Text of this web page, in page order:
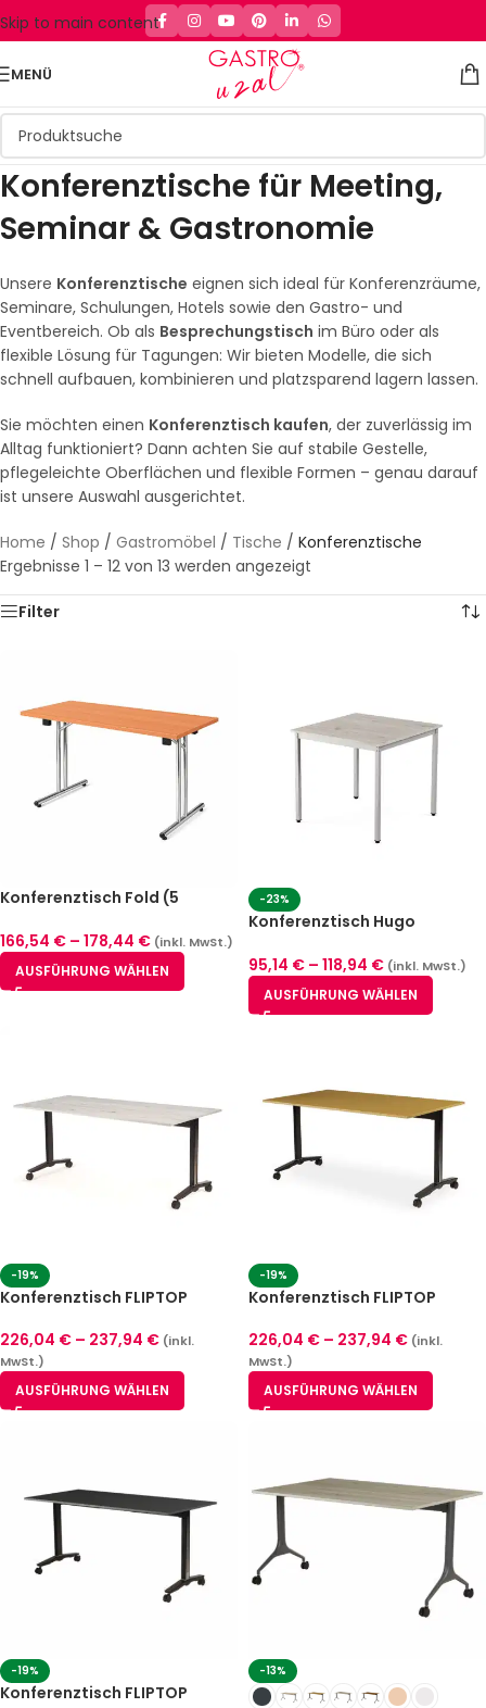
Skip to main content
MENÜ
Konferenztische für Meeting,
Seminar & Gastronomie
Unsere Konferenztische eignen sich ideal für Konferenzräume,
Seminare, Schulungen, Hotels sowie den Gastro- und
Eventbereich. Ob als Besprechungstisch im Büro oder als
flexible Lösung für Tagungen: Wir bieten Modelle, die sich
schnell aufbauen, kombinieren und platzsparend lagern lassen.
Sie möchten einen Konferenztisch kaufen, der zuverlässig im
Alltag funktioniert? Dann achten Sie auf stabile Gestelle,
pflegeleichte Oberflächen und flexible Formen – genau darauf
ist unsere Auswahl ausgerichtet.
Home / Shop / Gastromöbel / Tische / Konferenztische
Ergebnisse 1 – 12 von 13 werden angezeigt
Filter
Konferenztisch Fold (5
166,54 € – 178,44 € (inkl. MwSt.)
AUSFÜHRUNG WÄHLEN
-23%
Konferenztisch Hugo
95,14 € – 118,94 € (inkl. MwSt.)
AUSFÜHRUNG WÄHLEN
-19%
Konferenztisch FLIPTOP
226,04 € – 237,94 € (inkl.
MwSt.)
AUSFÜHRUNG WÄHLEN
-19%
Konferenztisch FLIPTOP
226,04 € – 237,94 € (inkl.
MwSt.)
AUSFÜHRUNG WÄHLEN
-19%
Konferenztisch FLIPTOP
-13%